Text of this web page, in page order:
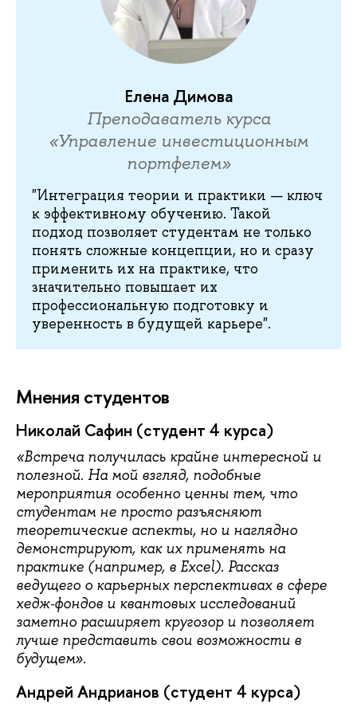
Елена Димова
Преподаватель курса
«Управление инвестиционным
портфелем»
"Интеграция теории и практики — ключ
к эффективному обучению. Такой
подход позволяет студентам не только
понять сложные концепции, но и сразу
применить их на практике, что
значительно повышает их
профессиональную подготовку и
уверенность в будущей карьере".
Мнения студентов
Николай Сафин (студент 4 курса)
«Встреча получилась крайне интересной и
полезной. На мой взгляд, подобные
мероприятия особенно ценны тем, что
студентам не просто разъясняют
теоретические аспекты, но и наглядно
демонстрируют, как их применять на
практике (например, в Excel). Рассказ
ведущего о карьерных перспективах в сфере
хедж‑фондов и квантовых исследований
заметно расширяет кругозор и позволяет
лучше представить свои возможности в
будущем».
Андрей Андрианов (студент 4 курса)